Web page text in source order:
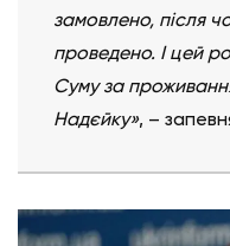
замовлено, після
проведено. І цей
Суму за
Надєйку», –